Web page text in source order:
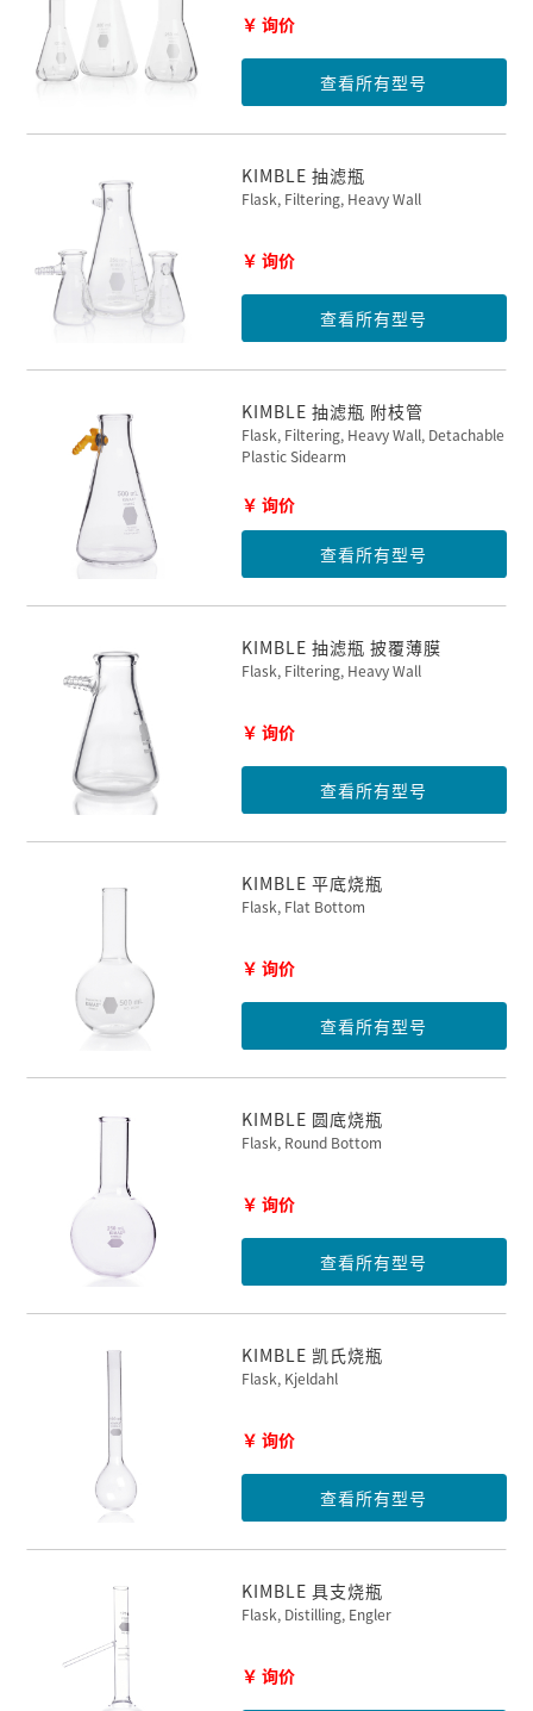
￥ 询价
查看所有型号
KIMBLE 抽滤瓶
Flask, Filtering, Heavy Wall
￥ 询价
查看所有型号
KIMBLE 抽滤瓶 附枝管
Flask, Filtering, Heavy Wall, Detachable
Plastic Sidearm
￥ 询价
查看所有型号
KIMBLE 抽滤瓶 披覆薄膜
Flask, Filtering, Heavy Wall
￥ 询价
查看所有型号
KIMBLE 平底烧瓶
Flask, Flat Bottom
￥ 询价
查看所有型号
KIMBLE 圆底烧瓶
Flask, Round Bottom
￥ 询价
查看所有型号
KIMBLE 凯氏烧瓶
Flask, Kjeldahl
￥ 询价
查看所有型号
KIMBLE 具支烧瓶
Flask, Distilling, Engler
￥ 询价